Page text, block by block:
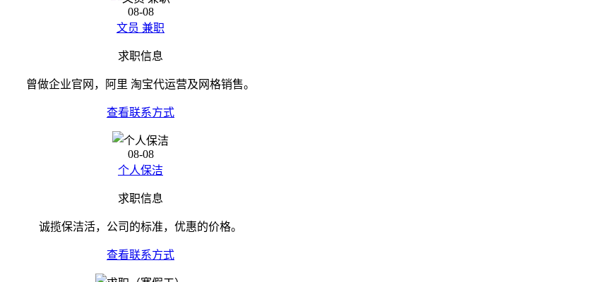
08-08
文员 兼职
求职信息
曾做企业官网，阿里 淘宝代运营及网格销售。
查看联系方式
08-08
个人保洁
求职信息
诚揽保洁活，公司的标准，优惠的价格。
查看联系方式